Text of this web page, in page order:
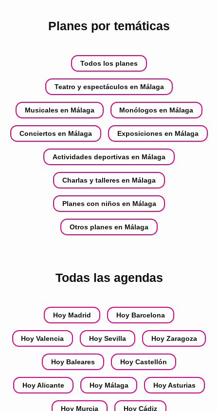
Planes por temáticas
Todos los planes
Teatro y espectáculos en Málaga
Musicales en Málaga Monólogos en Málaga
Conciertos en Málaga Exposiciones en Málaga
Actividades deportivas en Málaga
Charlas y talleres en Málaga
Planes con niños en Málaga
Otros planes en Málaga
Todas las agendas
Hoy Madrid Hoy Barcelona
Hoy Valencia Hoy Sevilla Hoy Zaragoza
Hoy Baleares Hoy Castellón
Hoy Alicante Hoy Málaga Hoy Asturias
Hoy Murcia Hoy Cádiz